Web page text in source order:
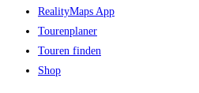
RealityMaps App
Tourenplaner
Touren finden
Shop